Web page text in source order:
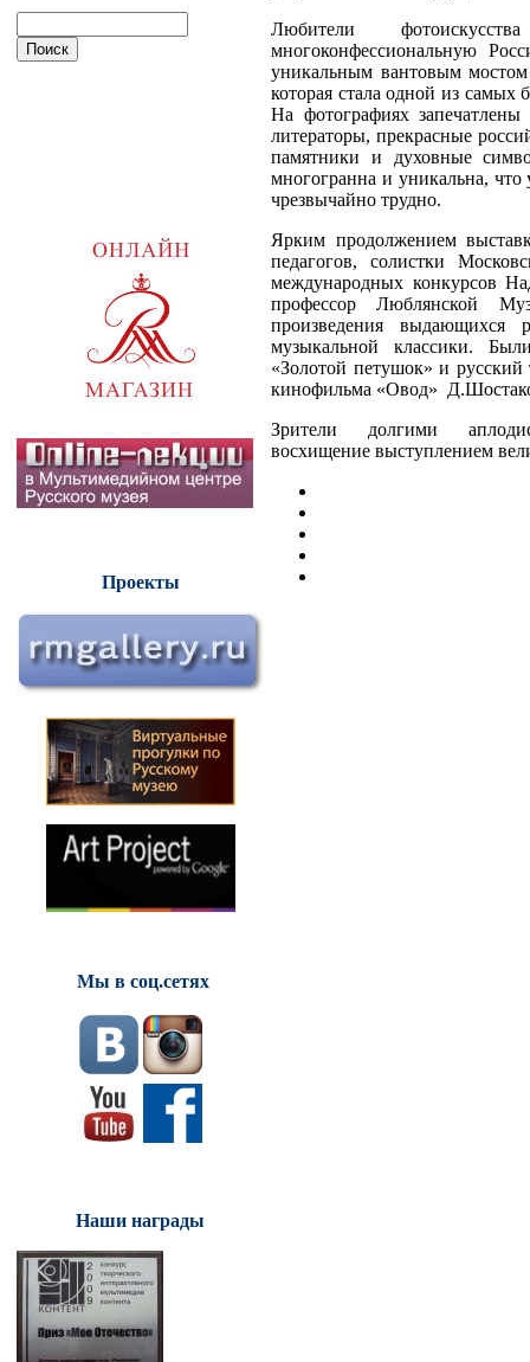
Проекты
Мы в соц.сетях
Наши награды
Любители
многоконфессиональную
уникальным вантовым
которая стала одной из
На фотографиях
литераторы, прекрасные
памятники и духовные
многогранна и уникальна, что
чрезвычайно трудно.
Ярким продолжением
педагогов, солистки
международных конкурсов
профессор Люблянской
произведения выдающихся
музыкальной классики.
«Золотой петушок» и русский
кинофильма «Овод»
Зрители долгими
восхищение выступлением